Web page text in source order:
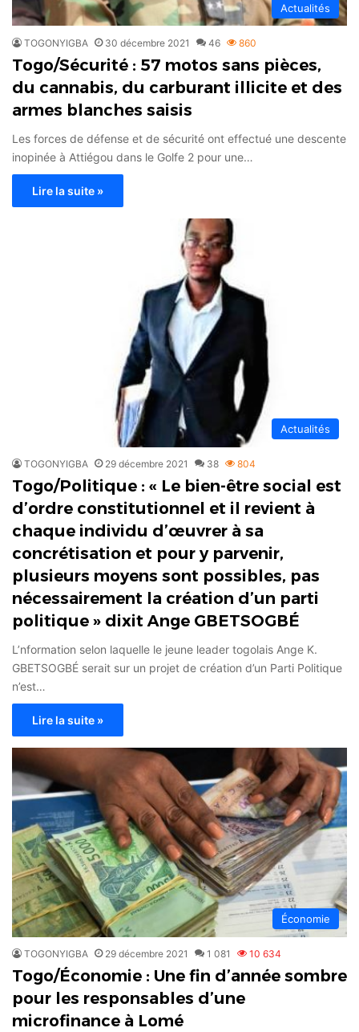
Actualités
TOGONYIGBA 30 décembre 2021 46 860
Togo/Sécurité : 57 motos sans pièces,
du cannabis, du carburant illicite et des
armes blanches saisis
Les forces de défense et de sécurité ont effectué une descente
inopinée à Attiégou dans le Golfe 2 pour une…
Lire la suite »
Actualités
TOGONYIGBA 29 décembre 2021 38 804
Togo/Politique : « Le bien-être social est
d’ordre constitutionnel et il revient à
chaque individu d’œuvrer à sa
concrétisation et pour y parvenir,
plusieurs moyens sont possibles, pas
nécessairement la création d’un parti
politique » dixit Ange GBETSOGBÉ
L’nformation selon laquelle le jeune leader togolais Ange K.
GBETSOGBÉ serait sur un projet de création d’un Parti Politique
n’est…
Lire la suite »
Économie
TOGONYIGBA 29 décembre 2021 1 081 10 634
Togo/Économie : Une fin d’année sombre
pour les responsables d’une
microfinance à Lomé